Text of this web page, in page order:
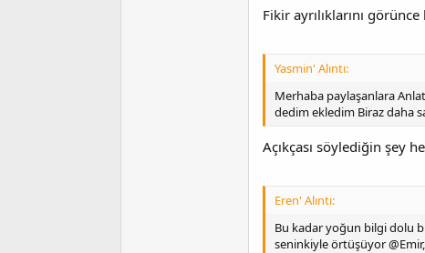
Fikir ayrılıklarını
Yasmin' Alıntı:
Merhaba paylaşanlara
dedim ekledim Biraz daha
Açıkçası söylediğin şey
Eren' Alıntı:
Bu kadar yoğun bilgi dolu
seninkiyle örtüşüyor